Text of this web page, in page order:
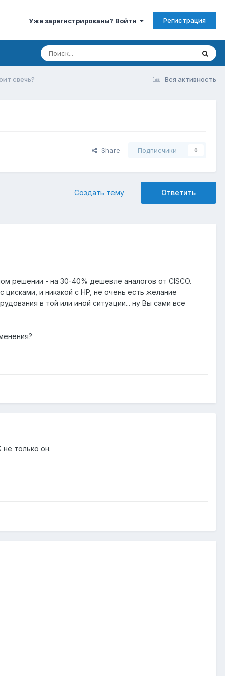
Уже зарегистрированы? Войти Регистрация
Вся активность
свечь?
Share Подписчики 0
Ответить
Создать тему
решении - на 30-40% дешевле аналогов от CISCO.
и никакой с HP, не очень есть желание
в той или иной ситуации... ну Вы сами все
только он.